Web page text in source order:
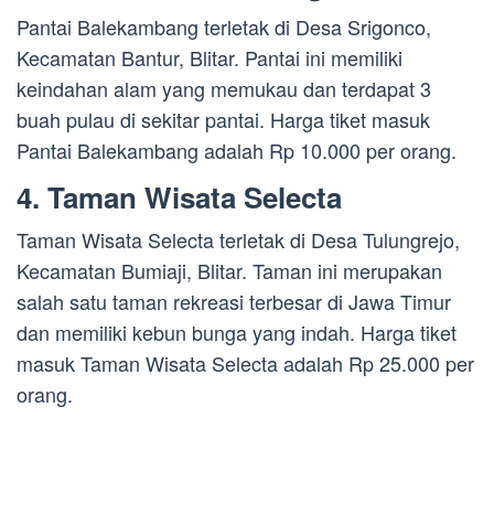
Pantai Balekambang terletak di Desa Srigonco,
Kecamatan Bantur, Blitar. Pantai ini memiliki
keindahan alam yang memukau dan terdapat 3
buah pulau di sekitar pantai. Harga tiket masuk
Pantai Balekambang adalah Rp 10.000 per orang.
4. Taman Wisata Selecta
Taman Wisata Selecta terletak di Desa Tulungrejo,
Kecamatan Bumiaji, Blitar. Taman ini merupakan
salah satu taman rekreasi terbesar di Jawa Timur
dan memiliki kebun bunga yang indah. Harga tiket
masuk Taman Wisata Selecta adalah Rp 25.000 per
orang.